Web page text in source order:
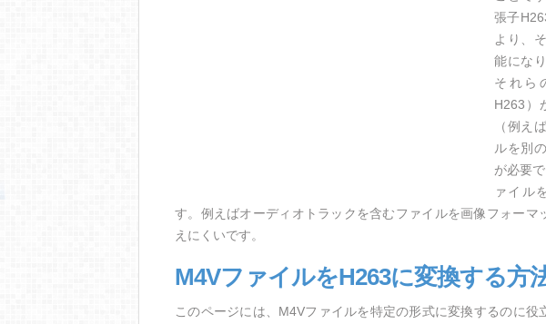
張子
より、
能にな
それら
H263）
（例え
ルを別
が必要
ァイル
す。例えばオーディオトラックを含むファイルを画像フォーマ
えにくいです。
M4VファイルをH263に変換する方
このページには、M4Vファイルを特定の形式に変換するのに